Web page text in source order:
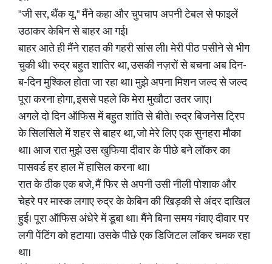
"जी सर, थैंक यू," मैंने कहा और चुपचाप अपनी टेबल से फाइलें
उठाकर केबिन से बाहर आ गई।
बाहर आते ही मैंने राहत की गहरी सांस ली। मेरी पीठ पसीने से भीग
चुकी थी। रुद्र बहुत शातिर था, उसकी नज़रों से बचना अब दिन-
ब-दिन मुश्किल होता जा रहा था। मुझे अपना मिशन जल्द से जल्द
पूरा करना होगा, इससे पहले कि मेरा मुखौटा उतर जाए।
अगले दो दिन ऑफिस में बहुत शांति से बीते। रुद्र बिजनेस ट्रिप
के सिलसिले में शहर से बाहर था, जो मेरे लिए एक सुनहरा मौका
था। आज रात मुझे उस खुफिया दीवार के पीछे बने लॉकर का
पासवर्ड हर हाल में हासिल करना था।
रात के ठीक एक बजे, मैं फिर से अपनी उसी नीली पोशाक और
चेहरे पर मास्क लगाए रुद्र के केबिन की खिड़की से अंदर दाखिल
हुई। पूरा ऑफिस अंधेरे में डूबा था। मैंने बिना समय गंवाए दीवार पर
लगी पेंटिंग को हटाया। उसके पीछे एक डिजिटल लॉकर चमक रहा
था।